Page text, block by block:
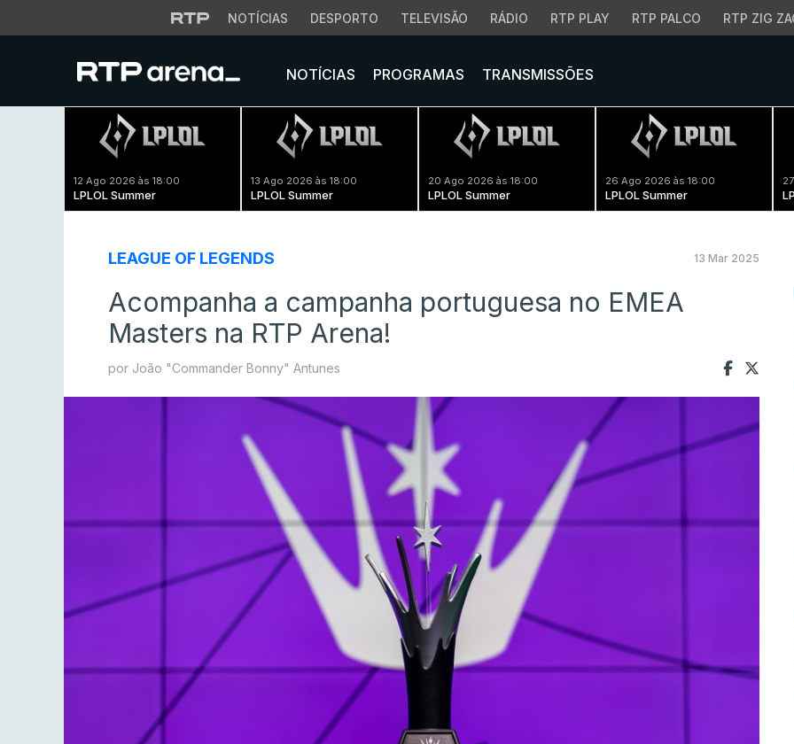
NOTÍCIAS DESPORTO TELEVISÃO RÁDIO RTP PLAY RTP PALCO RTP ZIG
NOTÍCIAS PROGRAMAS TRANSMISSÕES
12 Ago 2026 às 18:00
LPLOL Summer
13 Ago 2026 às 18:00
LPLOL Summer
20 Ago 2026 às 18:00
LPLOL Summer
26 Ago 2026 às 18:00
LPLOL Summer
LEAGUE OF LEGENDS 13 Mar 2025
Acompanha a campanha portuguesa no EMEA
Masters na RTP Arena!
por João "Commander Bonny" Antunes